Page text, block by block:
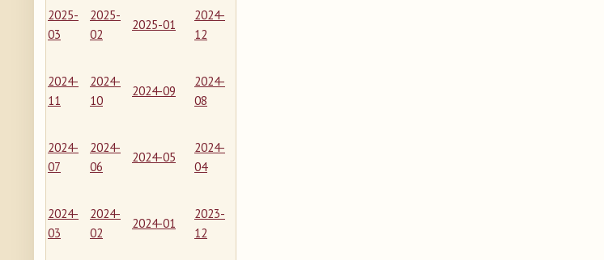
2025-
03
2025-
02
2025-01
2024-
12
2024-
11
2024-
10
2024-09
2024-
08
2024-
07
2024-
06
2024-05
2024-
04
2024-
03
2024-
02
2024-01
2023-
12